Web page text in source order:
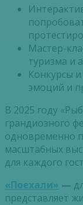
Мастер-
туризма и
Конкурсы
эмоций и
В 2025 году
грандиозного
одновременно
масштабных
для каждого
«Поехали» —
представляет